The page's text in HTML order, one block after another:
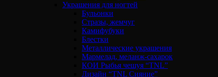
Украшения для ногтей
Бульонки
Стразы, жемчуг
Камифубуки
Блестки
Металлические украшения
Мармелад, меланж-сахарок
КОИ Рыбья чешуя “TNL”
Дизайн “TNL Сияние”